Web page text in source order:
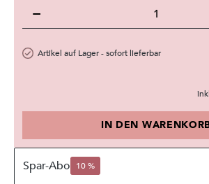
−
Artikel auf Lager - sofort lieferbar
IN DEN
Spar-Abo 10 %